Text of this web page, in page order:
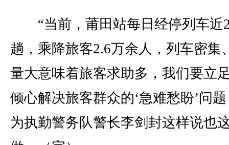
“当前，莆田站每日经停列车近
趟，乘降旅客2.6万余人，列车密集
量大意味着旅客求助多，我们要立
倾心解决旅客群众的‘急难愁盼’问
为执勤警务队警长李剑封这样说也